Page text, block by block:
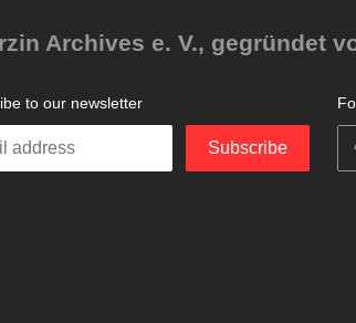
Archives e. V., gegründet
to our newsletter
Subscribe